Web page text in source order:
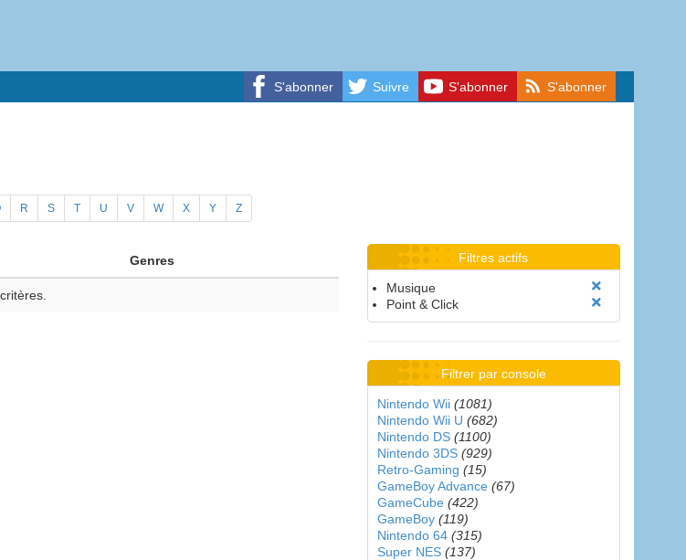
S'abonner Suivre S'abonner S'abonner
R S T U V W X Y Z
Genres Filtres actifs
Musique
Point & Click
Filtrer par console
Nintendo Wii (1081)
Nintendo Wii U (682)
Nintendo DS (1100)
Nintendo 3DS (929)
Retro-Gaming (15)
GameBoy Advance (67)
GameCube (422)
GameBoy (119)
Nintendo 64 (315)
Super NES (137)